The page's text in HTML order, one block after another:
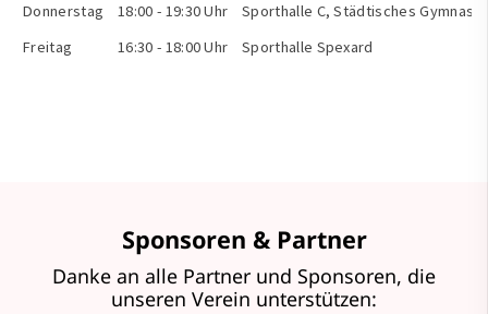
Donnerstag
18:00 - 19:30 Uhr
Sporthalle C, Städtisches
Freitag
16:30 - 18:00 Uhr Sporthalle Spexard
Sponsoren & Partner
Danke an alle Partner und Sponsoren, die
unseren Verein unterstützen: